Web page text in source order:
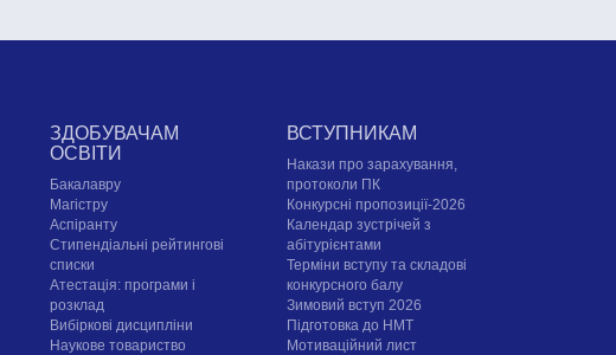
ЗДОБУВАЧАМ
ОСВІТИ
Бакалавру
Магістру
Аспіранту
Стипендіальні рейтингові
списки
Атестація: програми і
розклад
Вибіркові дисципліни
Наукове товариство
ВСТУПНИКАМ
Накази про зарахування,
протоколи ПК
Конкурсні пропозиції-2026
Календар зустрічей з
абітурієнтами
Терміни вступу та складові
конкурсного балу
Зимовий вступ 2026
Підготовка до НМТ
Мотиваційний лист